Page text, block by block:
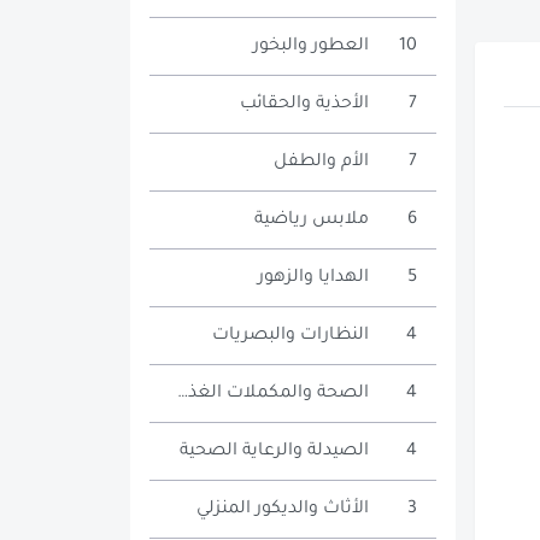
العطور والبخور 10
الأحذية والحقائب 7
الأم والطفل 7
ملابس رياضية 6
الهدايا والزهور 5
النظارات والبصريات 4
الصحة والمكملات الغذائية 4
الصيدلة والرعاية الصحية 4
الأثاث والديكور المنزلي 3